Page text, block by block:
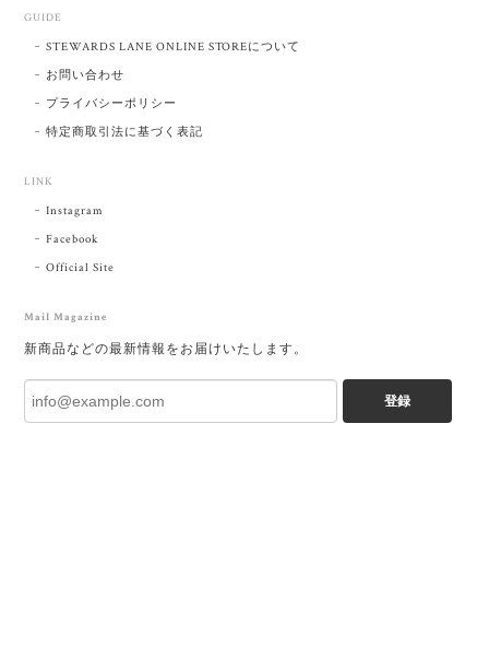
GUIDE
STEWARDS LANE ONLINE STOREについて
お問い合わせ
プライバシーポリシー
特定商取引法に基づく表記
LINK
Instagram
Facebook
Official Site
Mail Magazine
新商品などの最新情報をお届けいたします。
登録